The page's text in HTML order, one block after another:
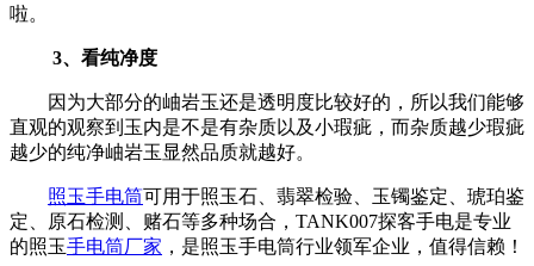
啦。
3、看纯净度
因为大部分的岫岩玉还是透明度比较好的，所以我们能够
直观的观察到玉内是不是有杂质以及小瑕疵，而杂质越少瑕疵
越少的纯净岫岩玉显然品质就越好。
照玉手电筒可用于照玉石、翡翠检验、玉镯鉴定、琥珀鉴
定、原石检测、赌石等多种场合，TANK007探客手电是专业
的照玉手电筒厂家 ，是照玉手电筒行业领军企业，值得信赖！